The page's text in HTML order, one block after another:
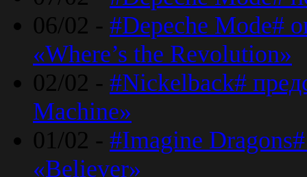
06/02 - #Depeche Mode#
«Where’s the Revolution»
02/02 - #Nickelback#
Machine»
01/02 - #Imagine
«Believer»